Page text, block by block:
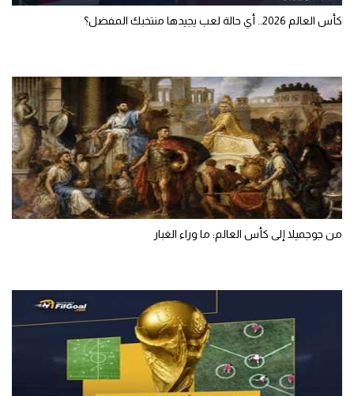
كأس العالم 2026.. أي حالة لعب يجيدها منتخبك المفضل؟
من جوجميلا إلى كأس العالم: ما وراء الغبار